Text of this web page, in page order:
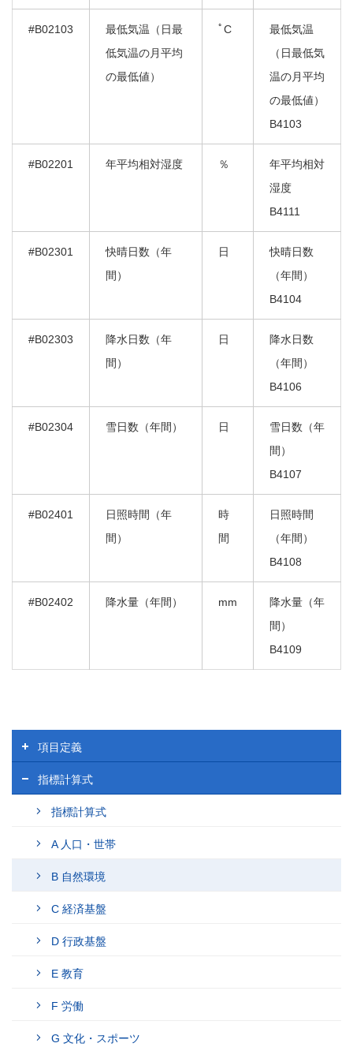
#B02103
最低気温（日最
低気温の月平均
の最低値）
ﾟC
最低気温
（日最低気
温の月平均
の最低値）
B4103
#B02201 年平均相対湿度 ％
年平均相対
湿度
B4111
#B02301
快晴日数（年
間）
日
快晴日数
（年間）
B4104
#B02303
降水日数（年
間）
日
降水日数
（年間）
B4106
#B02304 雪日数（年間） 日
雪日数（年
間）
B4107
#B02401
日照時間（年
間）
時
間
日照時間
（年間）
B4108
#B02402 降水量（年間） mm
降水量（年
間）
B4109
koumoku
menu
項目定義
指標計算式
指標計算式
A 人口・世帯
B 自然環境
C 経済基盤
D 行政基盤
E 教育
F 労働
G 文化・スポーツ